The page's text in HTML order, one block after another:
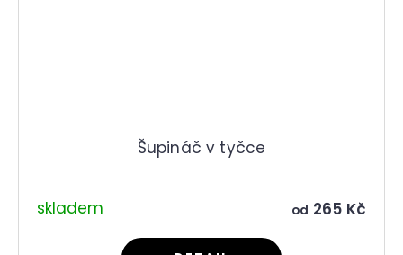
Šupináč v tyčce
skladem od 265 Kč